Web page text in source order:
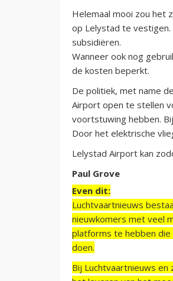
Helemaal mooi zou het
op Lelystad te
subsidiëren.
Wanneer ook nog
de kosten beperkt.
De politiek, met name
Airport open te stellen
voortstuwing hebben.
Door het elektrische
Lelystad Airport kan
Paul Grove
Even dit:
Luchtvaartnieuws
nieuwkomers met veel
platforms te hebben die
doen.
Bij Luchtvaartnieuws